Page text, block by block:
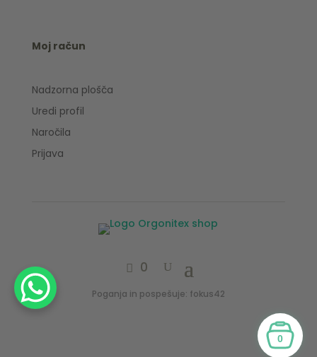
Moj račun
Nadzorna plošča
Uredi profil
Naročila
Prijava
0
Poganja in pospešuje: fokus42
0